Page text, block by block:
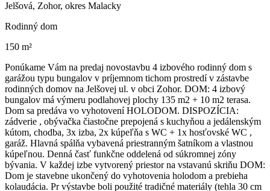
Jelšová, Zohor, okres Malacky
Rodinný dom
150 m²
Ponúkame Vám na predaj novostavbu 4 izbového rodinný dom s
garážou typu bungalov v príjemnom tichom prostredí v zástavbe
rodinných domov na Jelšovej ul. v obci Zohor. DOM: 4 izbový
bungalov má výmeru podlahovej plochy 135 m2 + 10 m2 terasa.
Dom sa predáva vo vyhotovení HOLODOM. DISPOZÍCIA:
zádverie , obývačka čiastočne prepojená s kuchyňou a jedálenským
kútom, chodba, 3x izba, 2x kúpeľňa s WC + 1x hosťovské WC ,
garáž. Hlavná spálňa vybavená priestranným šatníkom a vlastnou
kúpeľnou. Denná časť funkčne oddelená od súkromnej zóny
bývania. V každej izbe vytvorený priestor na vstavanú skriňu DOM:
Dom je stavebne ukončený do vyhotovenia holodom a prebieha
kolaudácia. Pr výstavbe boli použité tradičné materiály (tehla 30 cm